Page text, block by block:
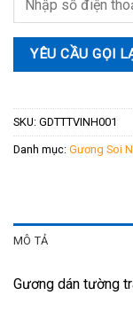
SKU: GDTTTVINH001
Danh mục: Gương Soi
MÔ TẢ
Gương dán tường